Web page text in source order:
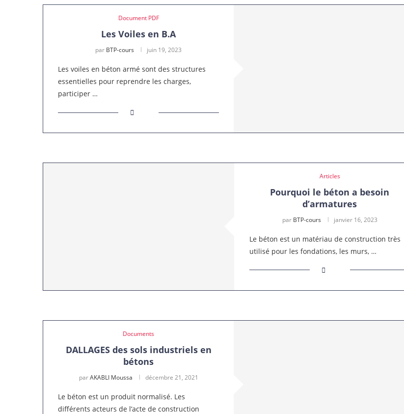
Document PDF
Les Voiles en B.A
par BTP-cours juin 19, 2023
Les voiles en béton armé sont des structures
essentielles pour reprendre les charges,
participer …
Articles
Pourquoi le béton a besoin
d’armatures
par BTP-cours janvier 16, 2023
Le béton est un matériau de construction très
utilisé pour les fondations, les murs, …
Documents
DALLAGES des sols industriels en
bétons
parAKABLI Moussa décembre 21, 2021
Le béton est un produit normalisé. Les
différents acteurs de l’acte de construction